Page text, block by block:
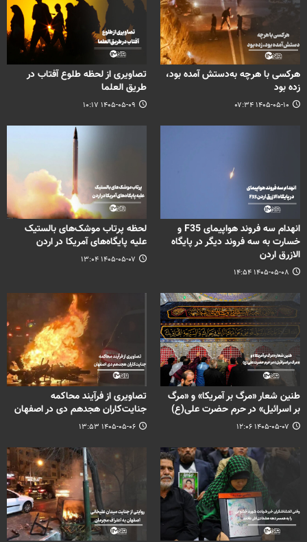
هرکسی با هرچه به‌دستش آمده بود،
زده بود
۱۴۰۵-۰۵-۱۰ ۰۷:۳۴
تصاویری از لحظه طلوع آفتاب در
طریق العلما
۱۴۰۵-۰۵-۰۹ ۱۰:۱۷
انهدام سه فروند هواپیمای F35 و
خسارت به سه فروند دیگر در پایگاه
الازرق اردن
۱۴۰۵-۰۵-۰۸ ۱۴:۵۴
لحظه پرتاب موشک‌های بالستیک
علیه پایگاه‌های آمریکا در اردن
۱۴۰۵-۰۵-۰۷ ۱۳:۰۴
طنین شعار «مرگ بر آمریکا» و «مرگ
بر اسرائیل» در حرم حضرت علی(ع)
۱۴۰۵-۰۵-۰۷ ۱۲:۰۶
تصاویری از فرآیند محاکمه
جنایت‌کاران هجدهم دی در اصفهان
۱۴۰۵-۰۵-۰۶ ۱۳:۵۳